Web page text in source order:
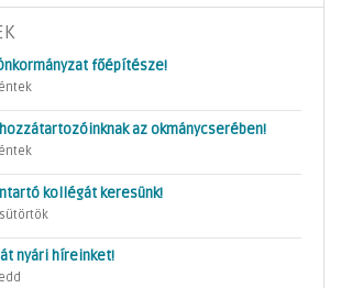
főépítésze!
az okmánycserében!
kollégát keresünk!
nyári híreinket!